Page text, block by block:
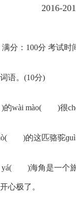
2016-
分：100分 考试时
语。(10分)
wài mào( )很
zuò( )的这匹骆驼
yá( )海角是一
心极了。